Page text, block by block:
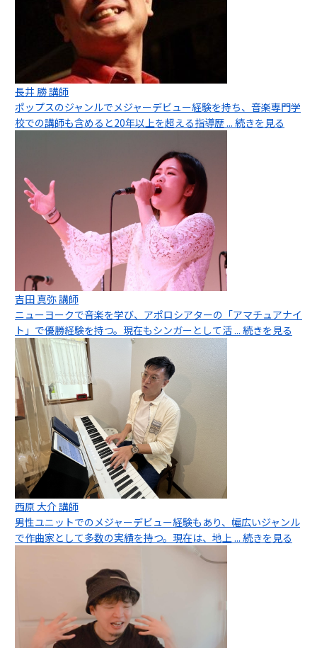
長井 勝 講師
ポップスのジャンルでメジャーデビュー経験を持ち、音楽専門学
校での講師も含めると20年以上を超える指導歴... 続きを見る
吉田 真弥 講師
ニューヨークで音楽を学び、アポロシアターの「アマチュアナイ
ト」で優勝経験を持つ。現在もシンガーとして活... 続きを見る
西原 大介 講師
男性ユニットでのメジャーデビュー経験もあり、幅広いジャンル
で作曲家として多数の実績を持つ。現在は、地上... 続きを見る